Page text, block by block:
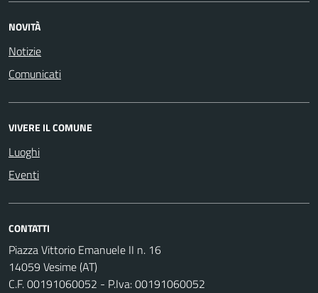
NOVITÀ
Notizie
Comunicati
VIVERE IL COMUNE
Luoghi
Eventi
CONTATTI
Piazza Vittorio Emanuele II n. 16
14059 Vesime (AT)
C.F. 00191060052 - P.Iva: 00191060052